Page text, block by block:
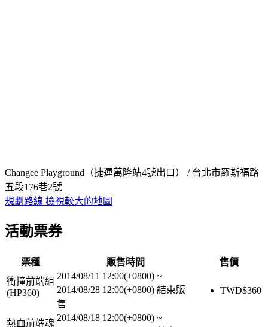
Changee Playground（捷運萬隆站4號出口） / 台北市羅斯福路
五段176巷2號
規劃路線 檢視較大的地圖
活動票券
票種 販售時間
售價
衝撞前端組
(HP360)
2014/08/11 12:00(+0800) ~
2014/08/28 12:00(+0800) 結束販
售
TWD$360
熱血前端魂
2014/08/18 12:00(+0800) ~